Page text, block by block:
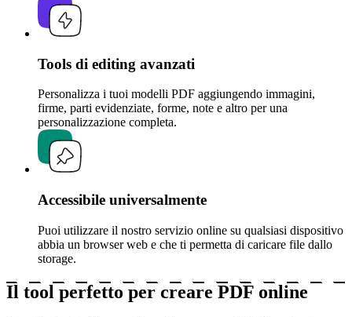
Tools di editing avanzati
Personalizza i tuoi modelli PDF aggiungendo immagini,
firme, parti evidenziate, forme, note e altro per una
personalizzazione completa.
Accessibile universalmente
Puoi utilizzare il nostro servizio online su qualsiasi dispositivo
abbia un browser web e che ti permetta di caricare file dallo
storage.
Il tool perfetto per creare PDF online